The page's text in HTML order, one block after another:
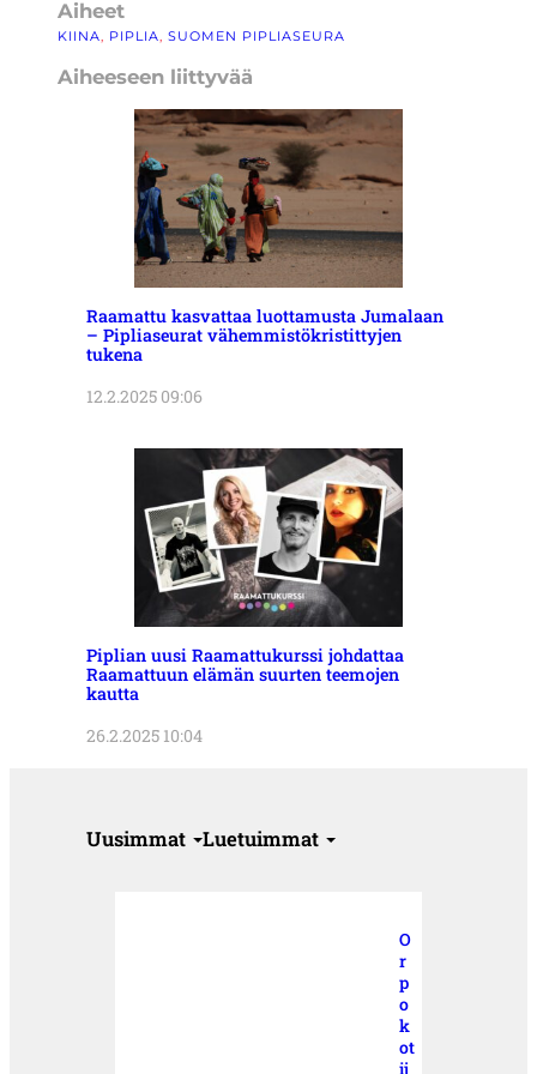
Aiheet
KIINA PIPLIA SUOMEN PIPLIASEURA
Aiheeseen liittyvää
Raamattu kasvattaa luottamusta Jumalaan
– Pipliaseurat vähemmistökristittyjen
tukena
12.2.2025 09:06
Piplian uusi Raamattukurssi johdattaa
Raamattuun elämän suurten teemojen
kautta
26.2.2025 10:04
Uusimmat Luetuimmat
O
r
p
o
k
ot
ij